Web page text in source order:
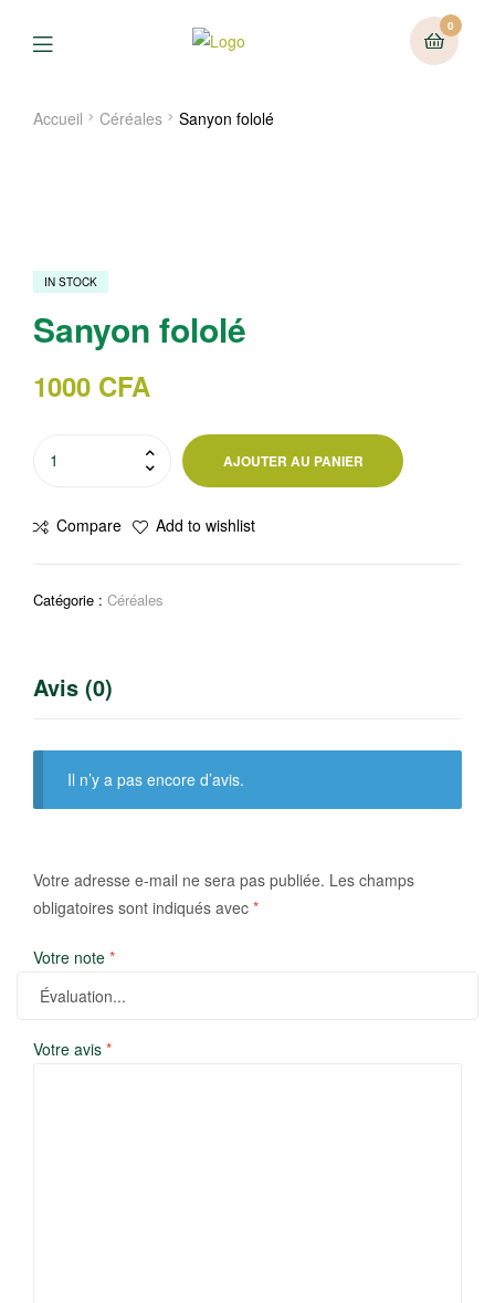
0
Menu
Accueil Céréales Sanyon fololé
IN STOCK
Sanyon fololé
1000 CFA
fololé
AJOUTER AU PANIER
Compare Add to wishlist
Catégorie : Céréales
Avis (0)
Il n’y a pas encore d’avis.
Votre adresse e-mail ne sera pas publiée. Les champs
obligatoires sont indiqués avec *
Votre note *
Votre avis *